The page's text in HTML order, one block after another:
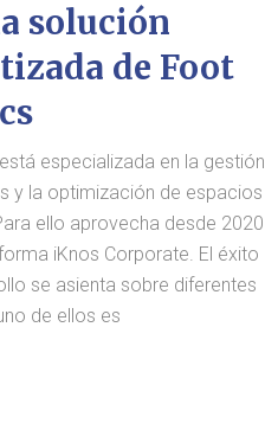
solución
de Foot
especializada en la gestión
y la optimización de espacios
ello aprovecha desde 2020
iKnos Corporate. El éxito
se asienta sobre diferentes
de ellos es